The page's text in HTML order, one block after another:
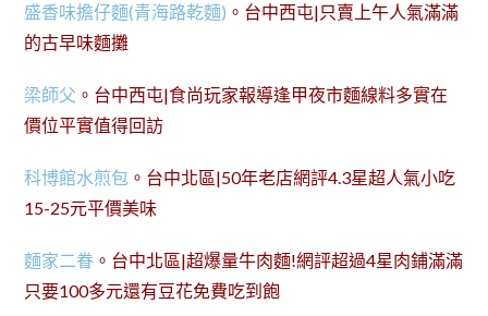
盛香味擔仔麵(青海路乾麵) 。台中西屯|只賣上午人氣滿滿
的古早味麵攤
梁師父 。台中西屯|食尚玩家報導逢甲夜市麵線料多實在
價位平實值得回訪
科博館水煎包 。台中北區|50年老店網評4.3星超人氣小吃
15-25元平價美味
麵家二眷 。台中北區|超爆量牛肉麵!網評超過4星肉鋪滿滿
只要100多元還有豆花免費吃到飽